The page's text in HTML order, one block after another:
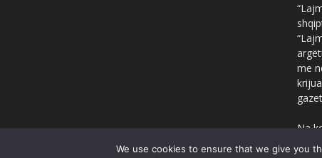
me
Na
We use cookies to ensure that we give you